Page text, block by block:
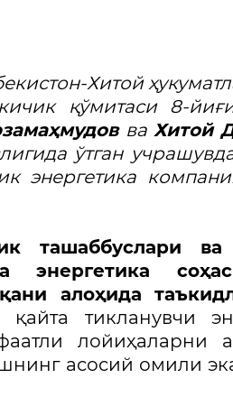
Хитой
қўмитаси 8-
ва Хитой
ўтган
энергетика
ташаббуслари
алоҳида
тикланувчи
лойиҳаларни
асосий омили